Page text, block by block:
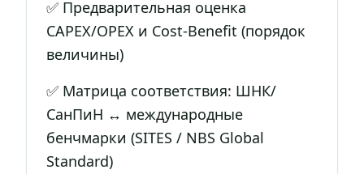
✅ Предварительная оценка
CAPEX/OPEX и Cost-Benefit (порядок
величины)
✅ Матрица соответствия: ШНК/
СанПиН ↔ международные
бенчмарки (SITES / NBS Global
Standard)